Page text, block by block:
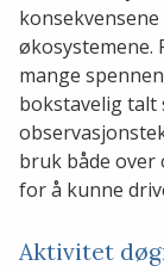
økosystemene.
mange
bokstavelig talt
bruk både over
for å kunne
Aktivitet